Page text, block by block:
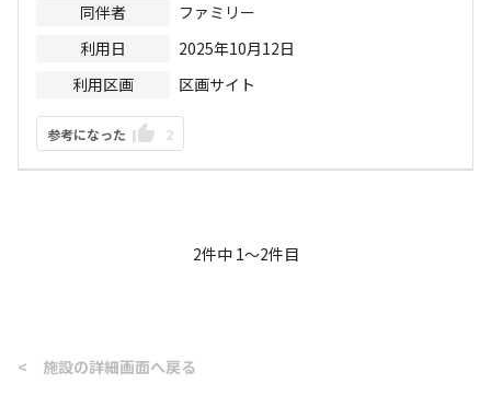
同伴者
ファミリー
利用日
2025年10月12日
利用区画
区画サイト
参考になった 2
2件中 1〜2件目
< 施設の詳細画面へ戻る